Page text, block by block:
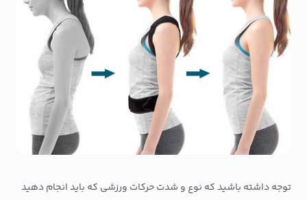
توجه داشته باشید که نوع و شدت حرکات ورزشی که باید انجام دهید